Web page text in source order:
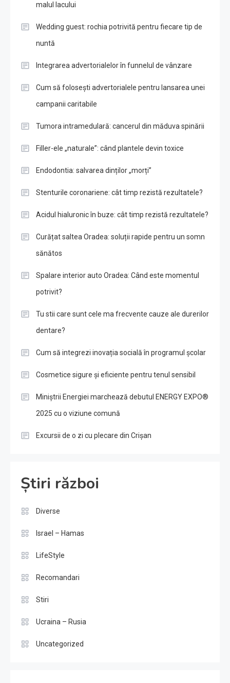
malul lacului
Wedding guest: rochia potrivită pentru fiecare tip de
nuntă
Integrarea advertorialelor în funnelul de vânzare
Cum să folosești advertorialele pentru lansarea unei
campanii caritabile
Tumora intramedulară: cancerul din măduva spinării
Filler-ele „naturale”: când plantele devin toxice
Endodontia: salvarea dinților „morți”
Stenturile coronariene: cât timp rezistă rezultatele?
Acidul hialuronic în buze: cât timp rezistă rezultatele?
Curățat saltea Oradea: soluții rapide pentru un somn
sănătos
Spalare interior auto Oradea: Când este momentul
potrivit?
Tu stii care sunt cele ma frecvente cauze ale durerilor
dentare?
Cum să integrezi inovația socială în programul școlar
Cosmetice sigure și eficiente pentru tenul sensibil
Miniștrii Energiei marchează debutul ENERGY EXPO®
2025 cu o viziune comună
Excursii de o zi cu plecare din Crișan
Știri război
Diverse
Israel – Hamas
LifeStyle
Recomandari
Stiri
Ucraina – Rusia
Uncategorized